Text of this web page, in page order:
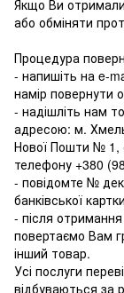
Якщо Ви
або обміняти
Процедура
- напишіть на e-
намір повернути
- надішліть нам
адресою: м.
Нової Пошти № 1,
телефону +380
- повідомте №
банківської
- після
повертаємо Вам
інший товар.
Усі послуги
відбуваються за